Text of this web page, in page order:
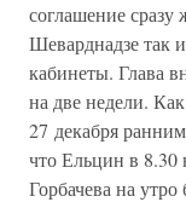
соглашение сразу
Шеварднадзе так
кабинеты. Глава
на две недели.
27 декабря
что Ельцин в 8.30
Горбачева на